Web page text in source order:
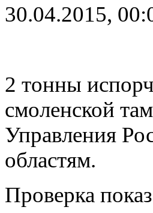
30.04.2015,
2 тонны
смоленской
Управления
областям.
Проверка